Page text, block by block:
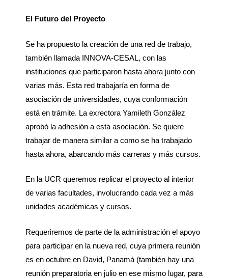
El Futuro del Proyecto
Se ha propuesto la creación de una red de trabajo,
también llamada INNOVA-CESAL, con las
instituciones que participaron hasta ahora junto con
varias más. Esta red trabajaría en forma de
asociación de universidades, cuya conformación
está en trámite. La exrectora Yamileth González
aprobó la adhesión a esta asociación. Se quiere
trabajar de manera similar a como se ha trabajado
hasta ahora, abarcando más carreras y más cursos.
En la UCR queremos replicar el proyecto al interior
de varias facultades, involucrando cada vez a más
unidades académicas y cursos.
Requeriremos de parte de la administración el apoyo
para participar en la nueva red, cuya primera reunión
es en octubre en David, Panamá (también hay una
reunión preparatoria en julio en ese mismo lugar, para